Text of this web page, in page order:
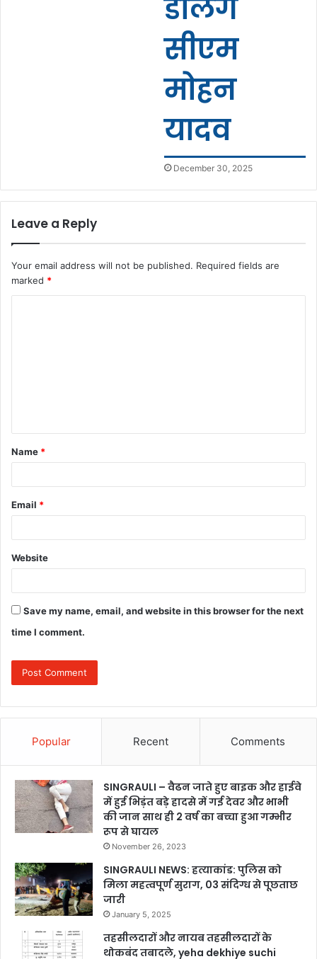
डालेंगे
सीएम
मोहन
यादव
December 30, 2025
Leave a Reply
Your email address will not be published. Required fields are
marked *
t
*
Name *
Email *
Website
Save my name, email, and website in this browser for the next
time I comment.
Popular Recent Comments
SINGRAULI – वैढन जाते हुए बाइक और हाईवे
में हुई भिड़ंत बड़े हादसे में गई देवर और भाभी
की जान साथ ही 2 वर्ष का बच्चा हुआ गम्भीर
रूप से घायल
November 26, 2023
SINGRAULI NEWS: हत्याकांड: पुलिस को
मिला महत्वपूर्ण सुराग, 03 संदिग्ध से पूछताछ
जारी
January 5, 2025
तहसीलदारों और नायब तहसीलदारों के
थोकबंद तबादले, yeha dekhiye suchi